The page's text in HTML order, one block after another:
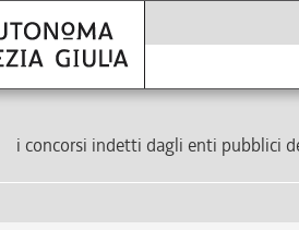
i concorsi indetti dagli enti pubblici